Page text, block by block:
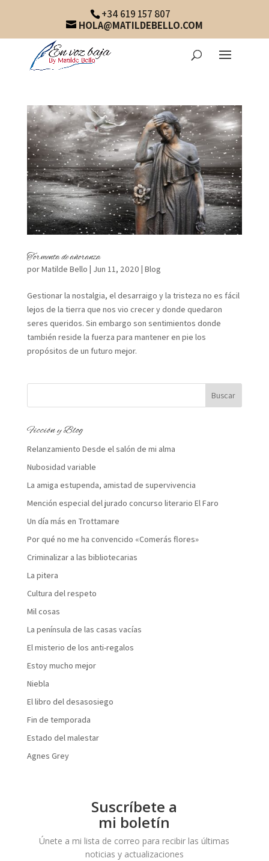
+34 619 157 807
HOLA@MATILDEBELLO.COM
Tormenta de añoranza
porMatilde Bello | Jun 11, 2020 | Blog
Gestionar la nostalgia, el desarraigo y la tristeza no es fácil
lejos de la tierra que nos vio crecer y donde quedaron
seres queridos. Sin embargo son sentimientos donde
también reside la fuerza para mantener en pie los
propósitos de un futuro mejor.
Ficción y Blog
Relanzamiento Desde el salón de mi alma
Nubosidad variable
La amiga estupenda, amistad de supervivencia
Mención especial del jurado concurso literario El Faro
Un día más en Trottamare
Por qué no me ha convencido «Comerás flores»
Criminalizar a las bibliotecarias
La pitera
Cultura del respeto
Mil cosas
La península de las casas vacías
El misterio de los anti-regalos
Estoy mucho mejor
Niebla
El libro del desasosiego
Fin de temporada
Estado del malestar
Agnes Grey
Suscríbete a
mi boletín
Únete a mi lista de correo para recibir las últimas
noticias y actualizaciones